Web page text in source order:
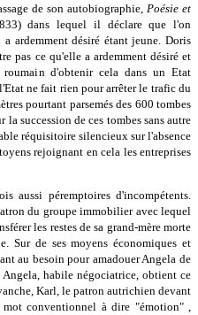
de son autobiographie, Poésie et
dans lequel il déclare que l'on
ardemment désiré étant jeune. Doris
pas ce qu'elle a ardemment désiré et
d'obtenir cela dans un Etat
ne fait rien pour arrêter le trafic du
pourtant parsemés des 600 tombes
succession de ces tombes sans autre
réquisitoire silencieux sur l'absence
rejoignant en cela les entreprises
aussi péremptoires d'incompétents.
du groupe immobilier avec lequel
les restes de sa grand-mère morte
Sur de ses moyens économiques et
au besoin pour amadouer Angela de
habile négociatrice, obtient ce
Karl, le patron autrichien devant
conventionnel à dire "émotion" ,